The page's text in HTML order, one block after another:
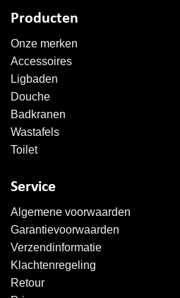
Producten
Onze merken
Accessoires
Ligbaden
Douche
Badkranen
Wastafels
Toilet
Service
Algemene voorwaarden
Garantievoorwaarden
Verzendinformatie
Klachtenregeling
Retour